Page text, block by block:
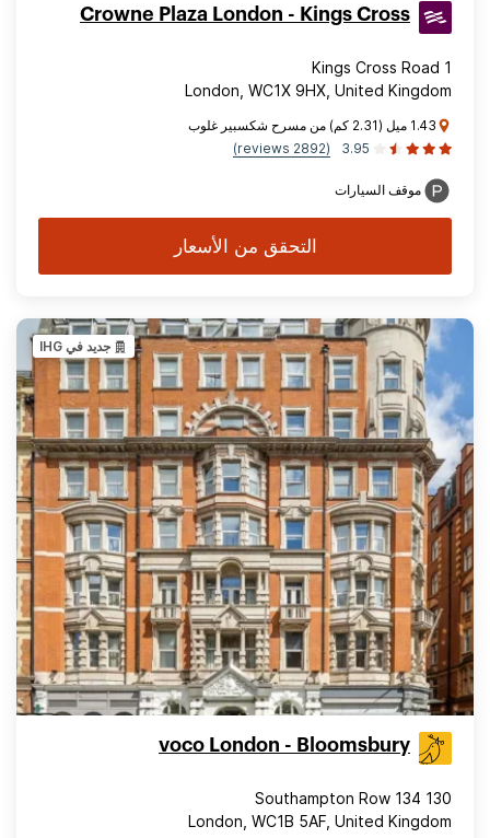
Crowne Plaza London - Kings Cross
1 Kings Cross Road
London, WC1X 9HX, United Kingdom
1.43 ميل (2.31 كم) من مسرح شكسبير غلوب
3.95
(2892 reviews)
موقف السيارات
التحقق من الأسعار
جديد في IHG
voco London - Bloomsbury
130 134 Southampton Row
London, WC1B 5AF, United Kingdom